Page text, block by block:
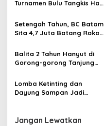
p
o
s
Turnamen Bulu Tangkis Hari
Bidpropam Raih Juara
Beregu
Setengah Tahun, BC Batam
Sita 4,7 Juta Batang Rokok
Balita 2 Tahun Hanyut di
Gorong-gorong Tanjung
Meninggal Dunia
Lomba Ketinting dan
Dayung Sampan Jadi
Kepri
Jangan Lewatkan